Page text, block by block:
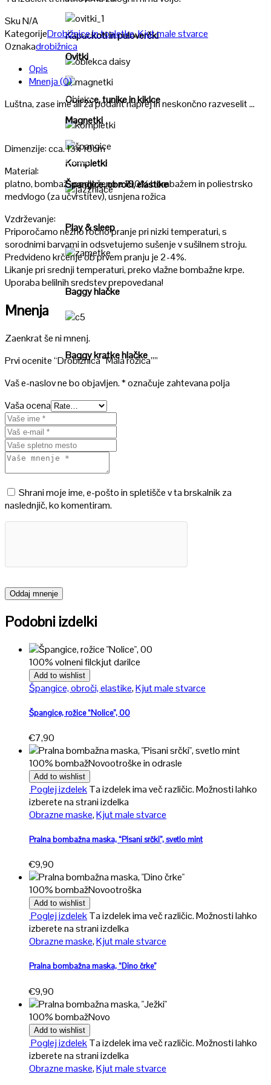
Poglej
Kapuckoti in puloverčki
Poglej
Oblekce, tunike in kiklce
Poglej
Kompletki
Poglej
Play & sleep
Poglej
Baggy hlačke
Baggy kratke hlačke
Poglej
Ovitki
Poglej
Magnetki
Poglej
Špangice, obroči, elastike
SkuN/A
KategorijeDrobižnice in toaletke,Kjut male stvarce
Oznakadrobižnica
Opis
Mnenja (0)
Luštna, zase ime ali za podarit naprej in neskončno razveselit …
Dimenzije: cca. 13x 10cm
Material:
platno, bombaž , podloženo z 100% bombažem in poliestrsko
medvlogo (za učvrstitev), usnjena rožica
Vzdrževanje:
Priporočamo nežno ročno pranje pri nizki temperaturi, s
sorodnimi barvami in odsvetujemo sušenje v sušilnem stroju.
Predvideno krčenje ob prvem pranju je 2-4%.
Likanje pri srednji temperaturi, preko vlažne bombažne krpe.
Uporaba belilnih sredstev prepovedana!
Mnenja
Zaenkrat še ni mnenj.
Prvi ocenite “Drobižnica “Mala rožica””
Vaš e-naslov ne bo objavljen.*označuje zahtevana polja
Vaša ocena
Shrani moje ime, e-pošto in spletišče v ta brskalnik za
naslednjič, ko komentiram.
Podobni izdelki
100% volneni filckjut darilce
Add to wishlist
Špangice, obroči, elastike,Kjut male stvarce
Špangice, rožice “Nolice”, 00
€7,90
100% bombažNovootroške in odrasle
Add to wishlist
Poglej izdelekTa izdelek ima več različic. Možnosti lahko
izberete na strani izdelka
Obrazne maske,Kjut male stvarce
Pralna bombažna maska, “Pisani srčki”, svetlo mint
€9,90
100% bombažNovootroška
Add to wishlist
Poglej izdelekTa izdelek ima več različic. Možnosti lahko
izberete na strani izdelka
Obrazne maske,Kjut male stvarce
Pralna bombažna maska, “Dino črke”
€9,90
100% bombažNovo
Add to wishlist
Poglej izdelekTa izdelek ima več različic. Možnosti lahko
izberete na strani izdelka
Obrazne maske,Kjut male stvarce